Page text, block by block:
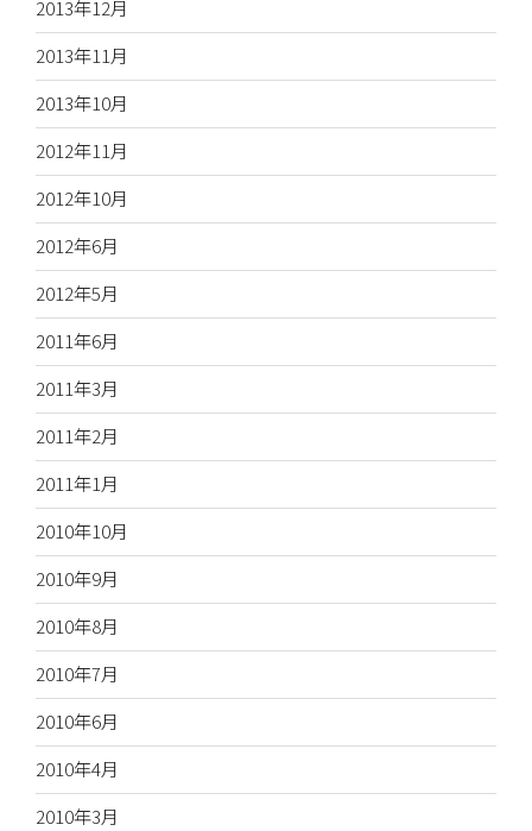
2013年12月
2013年11月
2013年10月
2012年11月
2012年10月
2012年6月
2012年5月
2011年6月
2011年3月
2011年2月
2011年1月
2010年10月
2010年9月
2010年8月
2010年7月
2010年6月
2010年4月
2010年3月